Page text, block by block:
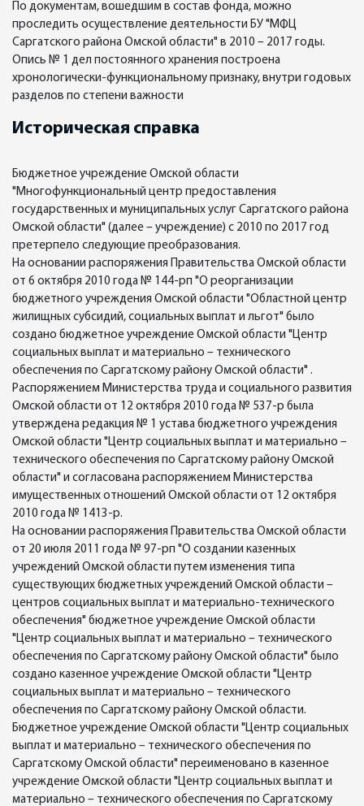
По документам, вошедшим в состав фонда, можно
проследить осуществление деятельности БУ "МФЦ
Саргатского района Омской области" в 2010 – 2017 годы.
Опись № 1 дел постоянного хранения построена
хронологически-функциональному признаку, внутри годовых
разделов по степени важности
Историческая справка
Бюджетное учреждение Омской области
"Многофункциональный центр предоставления
государственных и муниципальных услуг Саргатского района
Омской области" (далее – учреждение) с 2010 по 2017 год
претерпело следующие преобразования.
На основании распоряжения Правительства Омской области
от 6 октября 2010 года № 144-рп "О реорганизации
бюджетного учреждения Омской области "Областной центр
жилищных субсидий, социальных выплат и льгот" было
создано бюджетное учреждение Омской области "Центр
социальных выплат и материально – технического
обеспечения по Саргатскому району Омской области" .
Распоряжением Министерства труда и социального развития
Омской области от 12 октября 2010 года № 537-р была
утверждена редакция № 1 устава бюджетного учреждения
Омской области "Центр социальных выплат и материально –
технического обеспечения по Саргатскому району Омской
области" и согласована распоряжением Министерства
имущественных отношений Омской области от 12 октября
2010 года № 1413-р.
На основании распоряжения Правительства Омской области
от 20 июля 2011 года № 97-рп "О создании казенных
учреждений Омской области путем изменения типа
существующих бюджетных учреждений Омской области –
центров социальных выплат и материально-технического
обеспечения" бюджетное учреждение Омской области
"Центр социальных выплат и материально – технического
обеспечения по Саргатскому району Омской области" было
создано казенное учреждение Омской области "Центр
социальных выплат и материально – технического
обеспечения по Саргатскому району Омской области.
Бюджетное учреждение Омской области "Центр социальных
выплат и материально – технического обеспечения по
Саргатскому Омской области" переименовано в казенное
учреждение Омской области "Центр социальных выплат и
материально – технического обеспечения по Саргатскому